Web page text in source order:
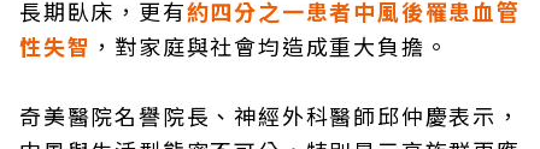
長期臥床，更有約四分之一患者中風後罹患血管
性失智 ，對家庭與社會均造成重大負擔。
奇美醫院名譽院長、神經外科醫師邱仲慶表示，